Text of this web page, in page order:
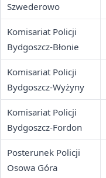
Szwederowo
Komisariat Policji
Bydgoszcz-Błonie
Komisariat Policji
Bydgoszcz-Wyżyny
Komisariat Policji
Bydgoszcz-Fordon
Posterunek Policji
Osowa Góra